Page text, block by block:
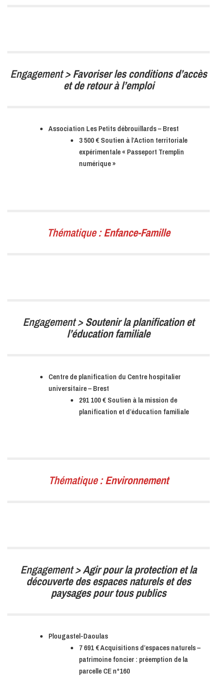
Engagement >Favoriser les conditions d’accès
et de retour à l’emploi
Association Les Petits débrouillards – Brest
3 500 € Soutien à l’Action territoriale
expérimentale « Passeport Tremplin
numérique »
Thématique :Enfance-Famille
Engagement >Soutenir la planification et
l’éducation familiale
Centre de planification du Centre hospitalier
universitaire – Brest
291 100 € Soutien à la mission de
planification et d’éducation familiale
Thématique :Environnement
Engagement >Agir pour la protection et la
découverte des espaces naturels et des
paysages pour tous publics
Plougastel-Daoulas
7 691 € Acquisitions d’espaces naturels –
patrimoine foncier : préemption de la
parcelle CE n°160